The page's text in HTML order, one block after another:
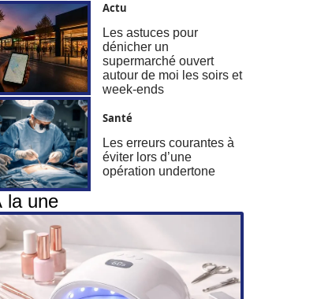
Actu
Les astuces pour
dénicher un
supermarché ouvert
autour de moi les soirs et
week-ends
Santé
Les erreurs courantes à
éviter lors d’une
opération undertone
la une